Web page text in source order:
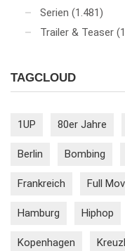
Serien (1.481)
Trailer & Teaser
TAGCLOUD
1UP 80er Jahre
Berlin Bombing
Frankreich Full
Hamburg Hiphop
Kopenhagen